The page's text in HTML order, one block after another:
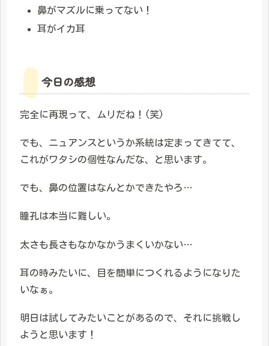
鼻がマズルに乗ってない！
耳がイカ耳
今日の感想
完全に再現って、ムリだね！(笑)
でも、ニュアンスというか系統は定まってきてて、
これがワタシの個性なんだな、と思います。
でも、鼻の位置はなんとかできたやろ…
瞳孔は本当に難しい。
太さも長さもなかなかうまくいかない…
耳の時みたいに、目を簡単につくれるようになりた
いなぁ。
明日は試してみたいことがあるので、それに挑戦し
ようと思います！